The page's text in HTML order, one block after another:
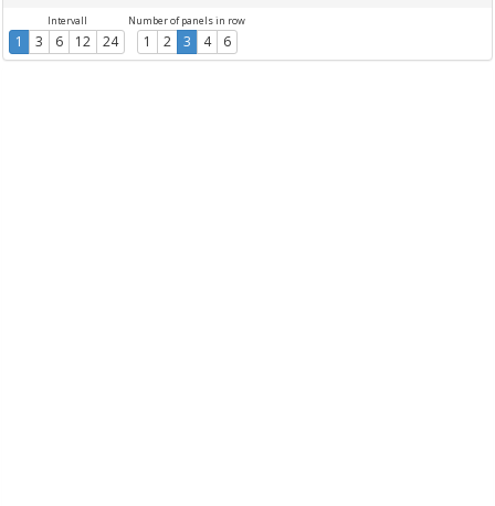
Intervall
1 3 6 12 24
Number of panels in row
1 2 3 4 6